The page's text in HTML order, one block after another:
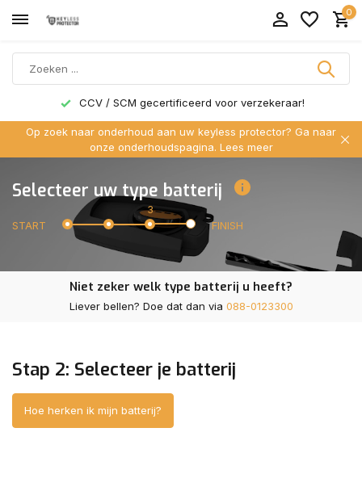
0
CCV / SCM gecertificeerd voor verzekeraar!
Op zoek naar onderhoud aan uw keyless protector? Ga naar
onze onderhoudspagina. Lees meer
Selecteer uw type batterij
START
3
FINISH
Niet zeker welk type batterij u heeft?
Liever bellen? Doe dat dan via 088-0123300
Stap 2: Selecteer je batterij
Hoe herken ik mijn batterij?